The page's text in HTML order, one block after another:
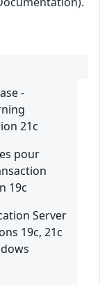
-
21c
pour
19c
Server
19c, 21c